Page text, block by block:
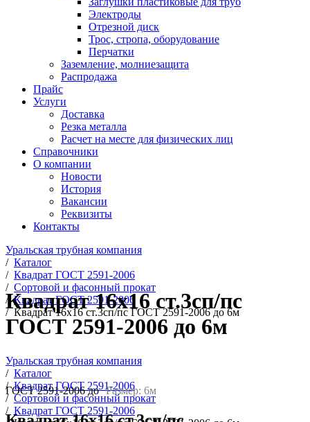
Электроды
Отрезной диск
Трос, стропа, оборудование
Перчатки
Заземление, молниезащита
Распродажа
Прайс
Услуги
Доставка
Резка металла
Расчет на месте для физических лиц
Справочники
О компании
Новости
История
Вакансии
Реквизиты
Контакты
Уральская трубная компания
/ Каталог
/ Квадрат ГОСТ 2591-2006
/ Сортовой и фасонный прокат
/ Квадрат ГОСТ 2591-2006
/ Квадрат 16х16 ст.3сп/пс ГОСТ 2591-2006 до 6м
Квадрат 16х16 ст.3сп/пс
ГОСТ 2591-2006 до 6м
Уральская трубная компания
/ Каталог
/ Квадрат ГОСТ 2591-2006
/ Сортовой и фасонный прокат
/ Квадрат ГОСТ 2591-2006
ГОСТ 2591-2006 до Размер: 6м